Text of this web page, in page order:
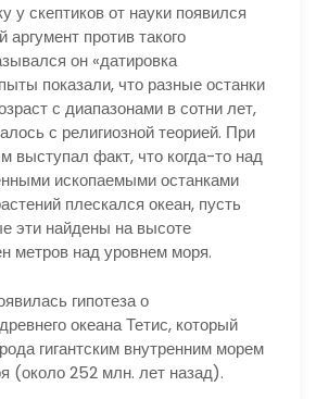
у скептиков от науки появился
против такого
он «датировка
показали, что разные останки
с диапазонами в сотни лет,
с религиозной теорией. При
выступал факт, что когда-то над
ископаемыми останками
плескался океан, пусть
эти найдены на высоте
метров над уровнем моря.
гипотеза о
океана Тетис, который
гигантским внутренним морем
(около 252 млн. лет назад).